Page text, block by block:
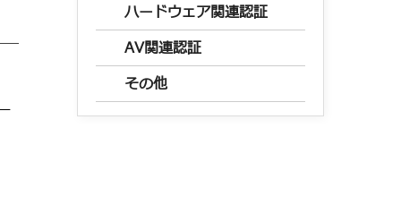
ハードウェア関連認証
AV関連認証
その他